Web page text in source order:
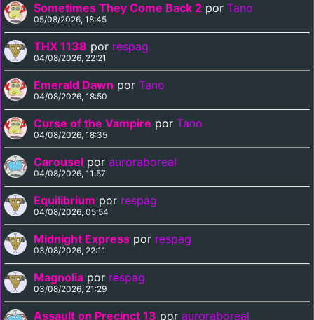
Sometimes They Come Back 2 por Tano
05/08/2026, 18:45
THX 1138 por respag
04/08/2026, 22:21
Emerald Dawn por Tano
04/08/2026, 18:50
Curse of the Vampire por Tano
04/08/2026, 18:35
Carousel por auroraboreal
04/08/2026, 11:57
Equilibrium por respag
04/08/2026, 05:54
Midnight Express por respag
03/08/2026, 22:11
Magnolia por respag
03/08/2026, 21:29
Assault on Precinct 13 por auroraboreal